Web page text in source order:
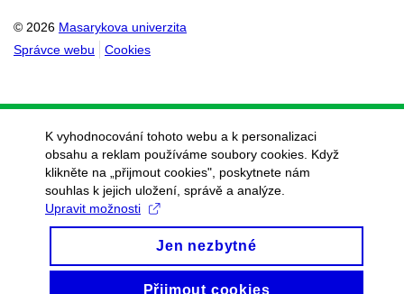
© 2026 Masarykova univerzita
Správce webu
Cookies
K vyhodnocování tohoto webu a k personalizaci
obsahu a reklam používáme soubory cookies. Když
klikněte na „přijmout cookies", poskytnete nám
souhlas k jejich uložení, správě a analýze.
Upravit možnosti
Jen nezbytné
Přijmout cookies